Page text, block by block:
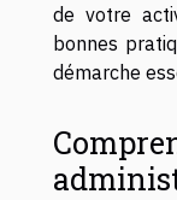
de votre
bonnes
démarche